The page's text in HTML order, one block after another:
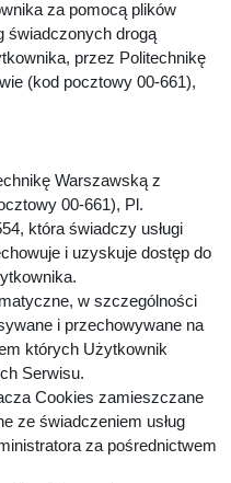
za pomocą plików
świadczonych drogą
przez Politechnikę
(kod pocztowy 00-661),
Warszawską z
00-661), Pl.
która świadczy usługi
i uzyskuje dostęp do
w szczególności
i przechowywane na
których Użytkownik
Serwisu.
Cookies zamieszczane
ze świadczeniem usług
za pośrednictwem